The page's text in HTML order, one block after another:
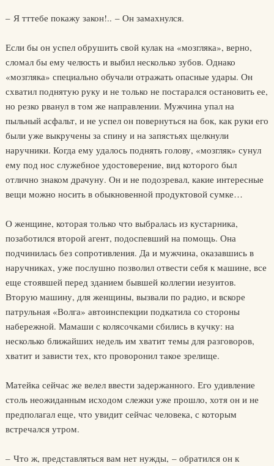
– Я тттебе покажу закон!.. – Он замахнулся.
Если бы он успел обрушить свой кулак на «мозгляка», верно,
сломал бы ему челюсть и выбил несколько зубов. Однако
«мозгляка» специально обучали отражать опасные удары. Он
схватил поднятую руку и не только не постарался остановить ее,
но резко рванул в том же направлении. Мужчина упал на
пыльный асфальт, и не успел он повернуться на бок, как руки его
были уже выкручены за спину и на запястьях щелкнули
наручники. Когда ему удалось поднять голову, «мозгляк» сунул
ему под нос служебное удостоверение, вид которого был
отлично знаком драчуну. Он и не подозревал, какие интересные
вещи можно носить в обыкновенной продуктовой сумке…
О женщине, которая только что выбралась из кустарника,
позаботился второй агент, подоспевший на помощь. Она
подчинилась без сопротивления. Да и мужчина, оказавшись в
наручниках, уже послушно позволил отвести себя к машине, все
еще стоявшей перед зданием бывшей коллегии иезуитов.
Вторую машину, для женщины, вызвали по радио, и вскоре
патрульная «Волга» автоинспекции подкатила со стороны
набережной. Мамаши с колясочками сбились в кучку: на
несколько ближайших недель им хватит темы для разговоров,
хватит и зависти тех, кто проворонил такое зрелище.
Матейка сейчас же велел ввести задержанного. Его удивление
столь неожиданным исходом слежки уже прошло, хотя он и не
предполагал еще, что увидит сейчас человека, с которым
встречался утром.
– Что ж, представляться вам нет нужды, – обратился он к